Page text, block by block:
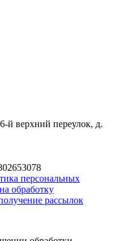
й верхний переулок, д.
персональных
обработку
рассылок